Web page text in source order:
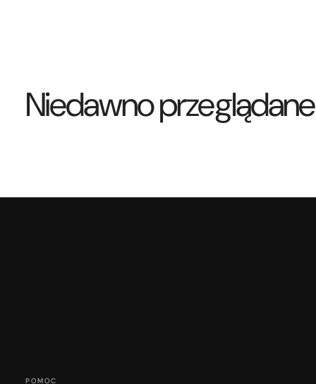
Niedawno przeglądane
POMOC